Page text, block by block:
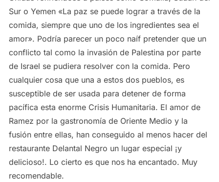
Sur o Yemen «La paz se puede lograr a través de la
comida, siempre que uno de los ingredientes sea el
amor». Podría parecer un poco naíf pretender que un
conflicto tal como la invasión de Palestina por parte
de Israel se pudiera resolver con la comida. Pero
cualquier cosa que una a estos dos pueblos, es
susceptible de ser usada para detener de forma
pacífica esta enorme Crisis Humanitaria. El amor de
Ramez por la gastronomía de Oriente Medio y la
fusión entre ellas, han conseguido al menos hacer del
restaurante Delantal Negro un lugar especial ¡y
delicioso!. Lo cierto es que nos ha encantado. Muy
recomendable.